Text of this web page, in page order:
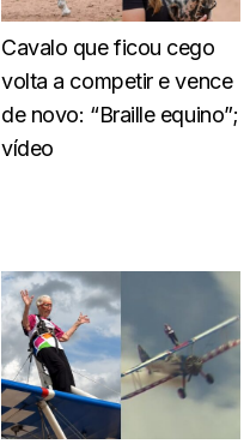
Cavalo que ficou cego
volta a competir e vence
de novo: “Braille equino”;
vídeo